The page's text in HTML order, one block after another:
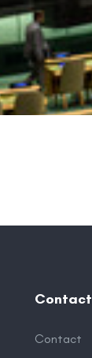
Contact
Contact